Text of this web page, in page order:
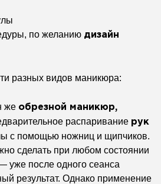
по желанию дизайн
разных видов маникюра:
же обрезной маникюр,
распаривание рук
с помощью ножниц и щипчиков.
сделать при любом состоянии
уже после одного сеанса
результат. Однако применение